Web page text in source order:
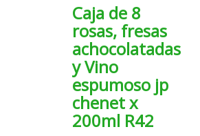
Caja de 8
rosas, fresas
achocolatadas
y Vino
espumoso jp
chenet x
200ml R42